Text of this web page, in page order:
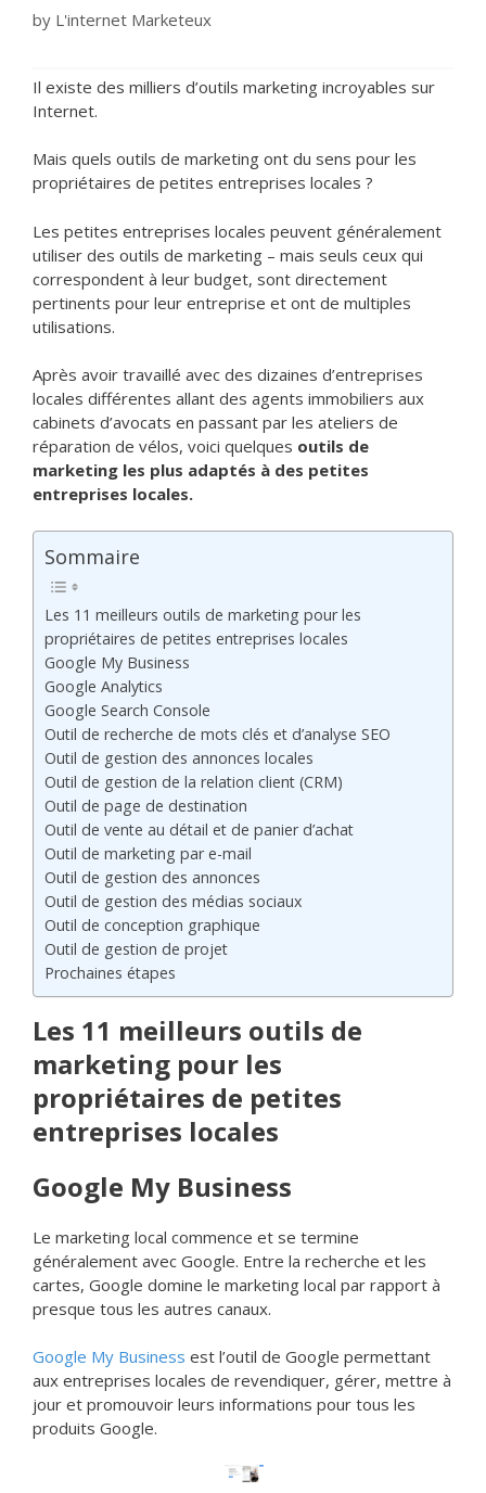
by L'internet Marketeux
Il existe des milliers d’outils marketing incroyables sur
Internet.
Mais quels outils de marketing ont du sens pour les
propriétaires de petites entreprises locales ?
Les petites entreprises locales peuvent généralement
utiliser des outils de marketing – mais seuls ceux qui
correspondent à leur budget, sont directement
pertinents pour leur entreprise et ont de multiples
utilisations.
Après avoir travaillé avec des dizaines d’entreprises
locales différentes allant des agents immobiliers aux
cabinets d’avocats en passant par les ateliers de
réparation de vélos, voici quelques outils de
marketing les plus adaptés à des petites
entreprises locales.
Sommaire
Les 11 meilleurs outils de marketing pour les
propriétaires de petites entreprises locales
Google My Business
Google Analytics
Google Search Console
Outil de recherche de mots clés et d’analyse SEO
Outil de gestion des annonces locales
Outil de gestion de la relation client (CRM)
Outil de page de destination
Outil de vente au détail et de panier d’achat
Outil de marketing par e-mail
Outil de gestion des annonces
Outil de gestion des médias sociaux
Outil de conception graphique
Outil de gestion de projet
Prochaines étapes
Les 11 meilleurs outils de
marketing pour les
propriétaires de petites
entreprises locales
Google My Business
Le marketing local commence et se termine
généralement avec Google. Entre la recherche et les
cartes, Google domine le marketing local par rapport à
presque tous les autres canaux.
Google My Business est l’outil de Google permettant
aux entreprises locales de revendiquer, gérer, mettre à
jour et promouvoir leurs informations pour tous les
produits Google.